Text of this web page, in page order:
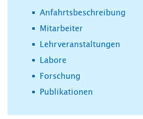
Anfahrtsbeschreibung
Mitarbeiter
Lehrveranstaltungen
Labore
Forschung
Publikationen